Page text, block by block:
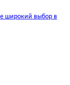
широкий выбор в